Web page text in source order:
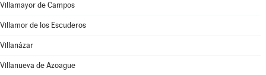
Villamayor de Campos
Villamor de los Escuderos
Villanázar
Villanueva de Azoague